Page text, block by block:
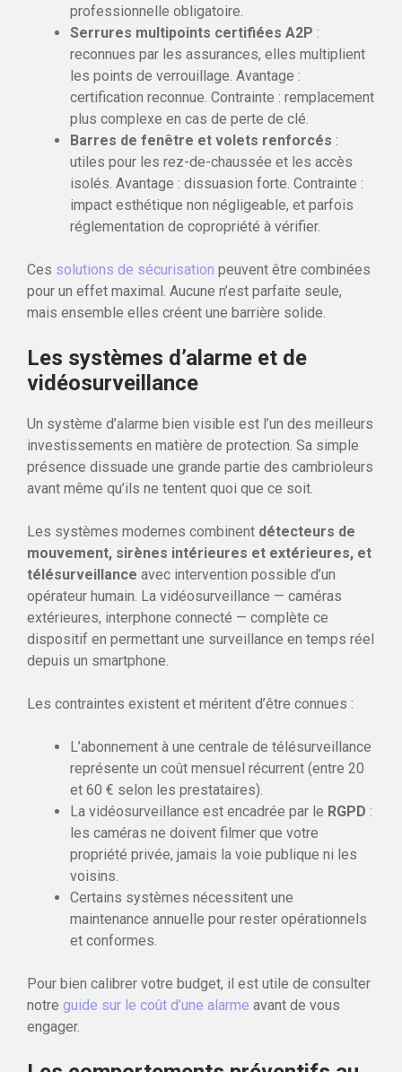
professionnelle obligatoire.
Serrures multipoints certifiées A2P :
reconnues par les assurances, elles multiplient
les points de verrouillage. Avantage :
certification reconnue. Contrainte : remplacement
plus complexe en cas de perte de clé.
Barres de fenêtre et volets renforcés :
utiles pour les rez-de-chaussée et les accès
isolés. Avantage : dissuasion forte. Contrainte :
impact esthétique non négligeable, et parfois
réglementation de copropriété à vérifier.
Ces solutions de sécurisation peuvent être combinées
pour un effet maximal. Aucune n’est parfaite seule,
mais ensemble elles créent une barrière solide.
Les systèmes d’alarme et de
vidéosurveillance
Un système d’alarme bien visible est l’un des meilleurs
investissements en matière de protection. Sa simple
présence dissuade une grande partie des cambrioleurs
avant même qu’ils ne tentent quoi que ce soit.
Les systèmes modernes combinent détecteurs de
mouvement, sirènes intérieures et extérieures, et
télésurveillance avec intervention possible d’un
opérateur humain. La vidéosurveillance — caméras
extérieures, interphone connecté — complète ce
dispositif en permettant une surveillance en temps réel
depuis un smartphone.
Les contraintes existent et méritent d’être connues :
L’abonnement à une centrale de télésurveillance
représente un coût mensuel récurrent (entre 20
et 60 € selon les prestataires).
La vidéosurveillance est encadrée par le RGPD :
les caméras ne doivent filmer que votre
propriété privée, jamais la voie publique ni les
voisins.
Certains systèmes nécessitent une
maintenance annuelle pour rester opérationnels
et conformes.
Pour bien calibrer votre budget, il est utile de consulter
notre guide sur le coût d’une alarme avant de vous
engager.